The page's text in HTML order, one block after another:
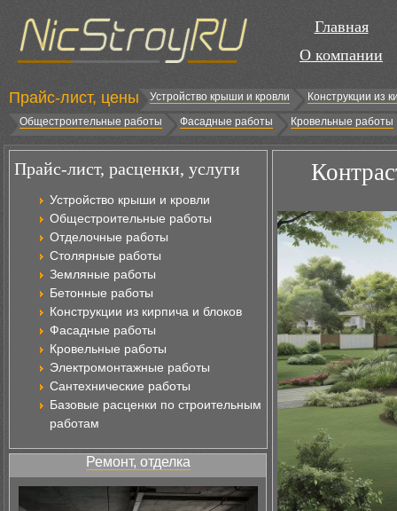
Главная
О компании
Прайс-лист, цены Устройство крыши и кровли
Конструкции из
Общестроительные работы
Фасадные работы Кровельные работы
Прайс-лист, расценки, услуги
Устройство крыши и кровли
Общестроительные работы
Отделочные работы
Столярные работы
Земляные работы
Бетонные работы
Конструкции из кирпича и блоков
Фасадные работы
Кровельные работы
Электромонтажные работы
Сантехнические работы
Базовые расценки по строительным
работам
Ремонт, отделка